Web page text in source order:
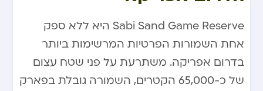
Sabi Sand Game Reserve היא ללא ספק
אחת השמורות הפרטיות המרשימות ביותר
בדרום אפריקה. משתרעת על פני שטח עצום
של כ-65,000 הקטרים, השמורה גובלת בפארק